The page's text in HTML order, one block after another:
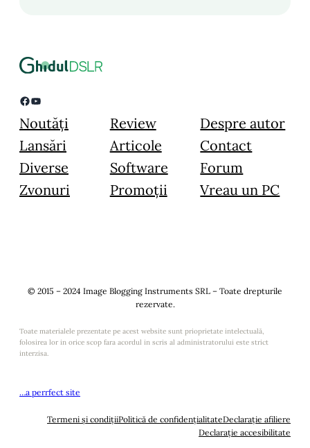
Facebook YouTube
Noutăți
Lansări
Diverse
Zvonuri
Review
Articole
Software
Promoții
Despre autor
Contact
Forum
Vreau un PC
© 2015 – 2024 Image Blogging Instruments SRL – Toate drepturile
rezervate.
Toate materialele prezentate pe acest website sunt prioprietate intelectuală,
folosirea lor in orice scop fara acordul in scris al administratorului este strict
interzisa.
…a perrfect site
Termeni și condițiiPolitică de confidențialitateDeclarație afiliere
Declarație accesibilitate